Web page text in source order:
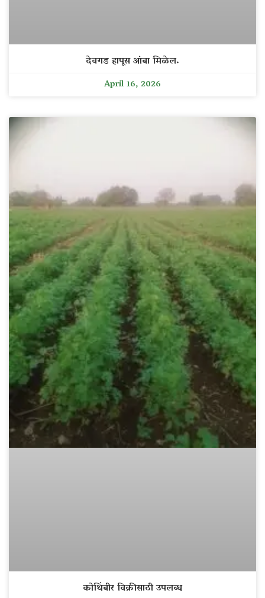
देवगड हापूस आंबा मिळेल.
April 16, 2026
कोथिंबीर विक्रीसाठी उपलब्ध